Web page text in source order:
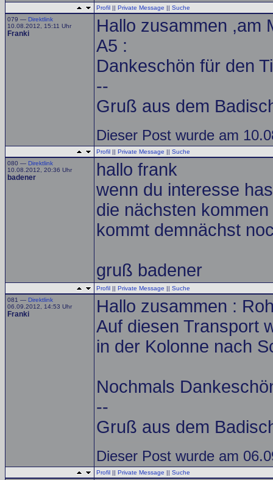
Profil || Private Message || Suche
079 — Direktlink
10.08.2012, 15:11 Uhr
Franki
Hallo zusammen ,am
A5 :
Dankeschön für den
--
Gruß aus dem
Dieser Post wurde am
Profil || Private Message || Suche
080 — Direktlink
10.08.2012, 20:36 Uhr
badener
hallo frank
wenn du interesse
die nächsten
kommt demnächst
gruß badener
Profil || Private Message || Suche
081 — Direktlink
06.09.2012, 14:53 Uhr
Franki
Hallo zusammen :
Auf diesen Transport
in der Kolonne nach
Nochmals
--
Gruß aus dem
Dieser Post wurde am
Profil || Private Message || Suche